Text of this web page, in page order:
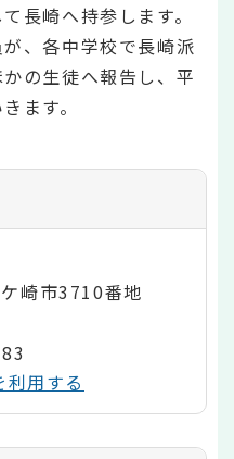
長崎へ持参します。
、各中学校で長崎派
の生徒へ報告し、平
ます。
崎市3710番地
用する